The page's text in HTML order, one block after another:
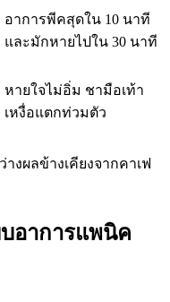
อาการพีคสุดใน 10 นาที
และมักหายไปใน 30 นาที
หายใจไม่อิ่ม ชามือเท้า
เหงื่อแตกท่วมตัว
งผลข้างเคียงจากคาเฟ
อาการแพนิค